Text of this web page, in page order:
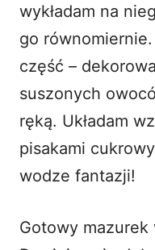
wykładam na
go
część –
suszonych
ręką. Układam
pisakami
wodze fantazji!
Gotowy mazurek